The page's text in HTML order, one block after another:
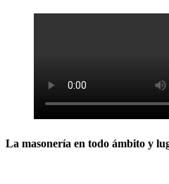
La masonería en todo ámbito y